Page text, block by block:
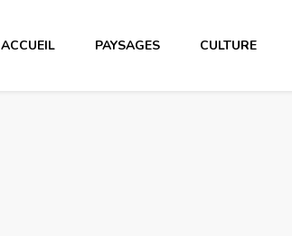
ACCUEIL PAYSAGES CULTURE